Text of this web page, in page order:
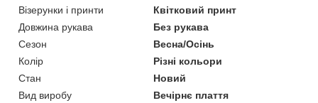
Візерунки і принти
Квітковий принт
Довжина рукава
Без рукава
Сезон
Весна/Осінь
Колір
Різні кольори
Стан
Новий
Вид виробу
Вечірнє плаття